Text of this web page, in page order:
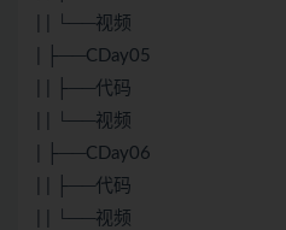
| | └──视频
| ├──CDay05
| | ├──代码
| | └──视频
| ├──CDay06
| | ├──代码
| | └──视频